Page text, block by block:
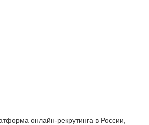
онлайн-рекрутинга в России,